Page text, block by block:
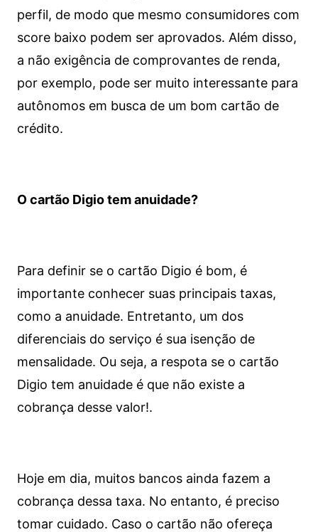
perfil, de modo que mesmo consumidores com
score baixo podem ser aprovados. Além disso,
a não exigência de comprovantes de renda,
por exemplo, pode ser muito interessante para
autônomos em busca de um bom cartão de
crédito.
O cartão Digio tem anuidade?
Para definir se o cartão Digio é bom, é
importante conhecer suas principais taxas,
como a anuidade. Entretanto, um dos
diferenciais do serviço é sua isenção de
mensalidade. Ou seja, a respota se o cartão
Digio tem anuidade é que não existe a
cobrança desse valor!.
Hoje em dia, muitos bancos ainda fazem a
cobrança dessa taxa. No entanto, é preciso
tomar cuidado. Caso o cartão não ofereça